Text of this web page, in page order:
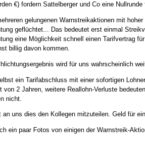
€) fordern Sattelberger und Co eine Nullrunde
gelungenen Warnstreikaktionen mit
geflüchtet... Das bedeutet erst einmal
eine Möglichkeit schnell einen Tarifvertrag
billig davon kommen.
wird für uns wahrscheinlich
ein Tarifabschluss mit einer sofortigen
von 2 Jahren, weitere Reallohn-Verluste
nicht.
an uns dies den Kollegen mitzuteilen. Geld für
ein paar Fotos von einigen der Warnstreik-